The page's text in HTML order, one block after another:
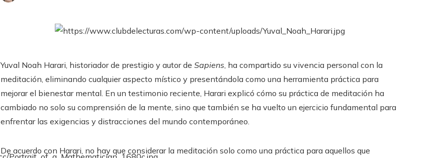
Yuval Noah Harari, historiador de prestigio y autor de Sapiens, ha compartido su vivencia personal con la
meditación, eliminando cualquier aspecto místico y presentándola como una herramienta práctica para
mejorar el bienestar mental. En un testimonio reciente, Harari explicó cómo su práctica de meditación ha
cambiado no solo su comprensión de la mente, sino que también se ha vuelto un ejercicio fundamental para
enfrentar las exigencias y distracciones del mundo contemporáneo.
De acuerdo con Harari, no hay que considerar la meditación solo como una práctica para aquellos que